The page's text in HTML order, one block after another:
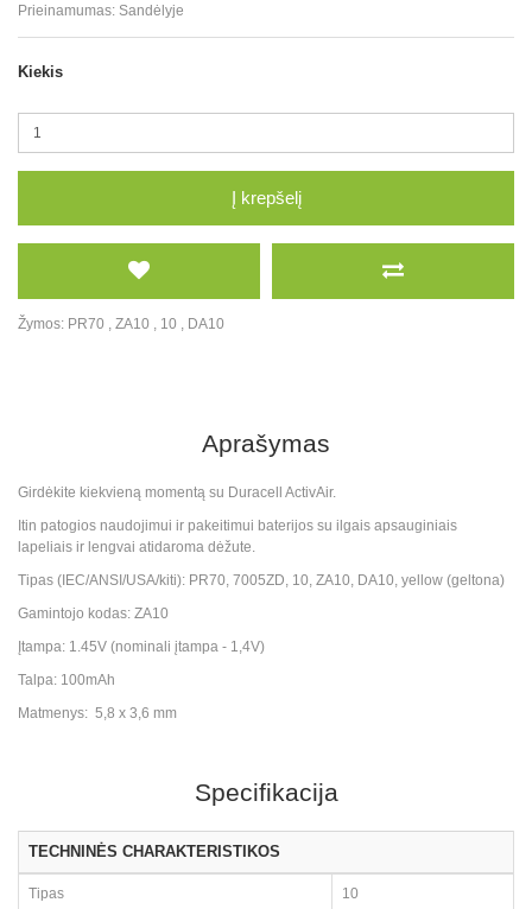
Prieinamumas: Sandėlyje
Kiekis
Į krepšelį
Žymos: PR70 , ZA10 , 10 , DA10
Aprašymas
Girdėkite kiekvieną momentą su Duracell ActivAir.
Itin patogios naudojimui ir pakeitimui baterijos su ilgais apsauginiais
lapeliais ir lengvai atidaroma dėžute.
Tipas (IEC/ANSI/USA/kiti): PR70, 7005ZD, 10, ZA10, DA10, yellow (geltona)
Gamintojo kodas: ZA10
Įtampa: 1.45V (nominali įtampa - 1,4V)
Talpa: 100mAh
Matmenys: 5,8 x 3,6 mm
Specifikacija
TECHNINĖS CHARAKTERISTIKOS
Tipas 10